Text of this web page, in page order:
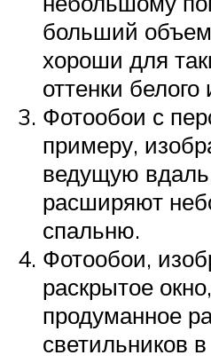
больший
хороши для
оттенки белого
Фотообои с
примеру,
ведущую
расширяют
спальню.
Фотообои,
раскрытое
продуманное
светильников